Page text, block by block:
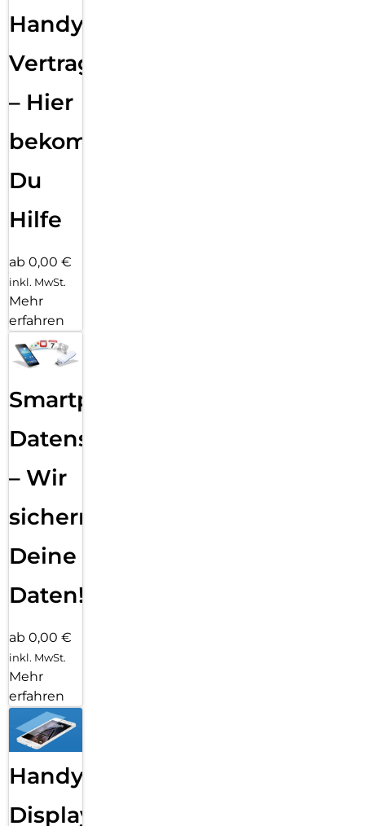
Handy
Vertragsabwicklung
– Hier
bekommst
Du
Hilfe
ab 0,00 €
inkl. MwSt.
Mehr
erfahren
Smartphone
Datensicherung
– Wir
sichern
Deine
Daten!
ab 0,00 €
inkl. MwSt.
Mehr
erfahren
Handy
Displayfolie